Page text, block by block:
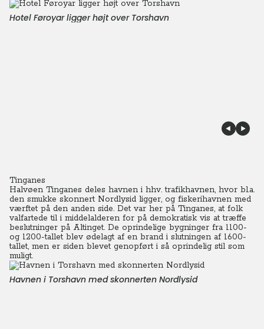
Hotel Føroyar ligger højt over Torshavn
Tinganes
Halvøen Tinganes deles havnen i hhv. trafikhavnen, hvor bl.a.
den smukke skonnert Nordlysid ligger, og fiskerihavnen med
værftet på den anden side. Det var her på Tinganes, at folk
valfartede til i middelalderen for på demokratisk vis at træffe
beslutninger på Altinget. De oprindelige bygninger fra 1100-
og 1200-tallet blev ødelagt af en brand i slutningen af 1600-
tallet, men er siden blevet genopført i så oprindelig stil som
muligt.
Havnen i Torshavn med skonnerten Nordlysid